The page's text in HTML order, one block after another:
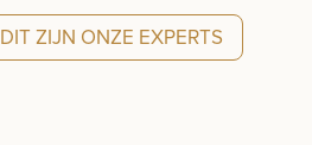
DIT ZIJN ONZE EXPERTS